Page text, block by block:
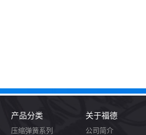
产品分类
压缩弹簧系列
关于福德
公司简介